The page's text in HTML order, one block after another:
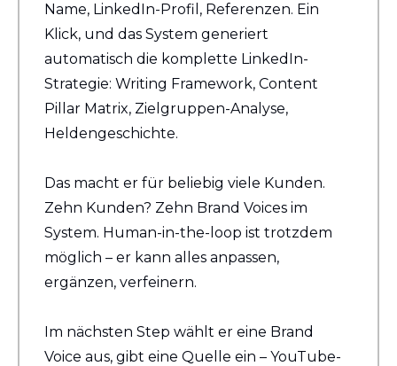
Name, LinkedIn-Profil, Referenzen. Ein
Klick, und das System generiert
automatisch die komplette LinkedIn-
Strategie: Writing Framework, Content
Pillar Matrix, Zielgruppen-Analyse,
Heldengeschichte.
Das macht er für beliebig viele Kunden.
Zehn Kunden? Zehn Brand Voices im
System. Human-in-the-loop ist trotzdem
möglich – er kann alles anpassen,
ergänzen, verfeinern.
Im nächsten Step wählt er eine Brand
Voice aus, gibt eine Quelle ein – YouTube-